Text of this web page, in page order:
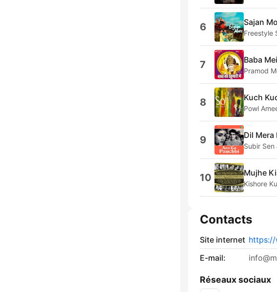
6 Sajan
Freestyle
7 Baba
Pramod
8 Kuch
Powl
9 Dil Mera
Subir Sen
10 Mujhe
Kishore
Contacts
Site internet https://
E-mail:
Réseaux sociaux